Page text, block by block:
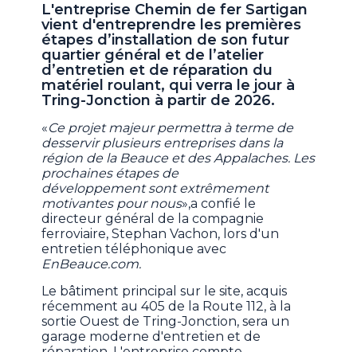
L'entreprise Chemin de fer Sartigan
vient d'entreprendre les premières
étapes d’installation de son futur
quartier général et de l’atelier
d’entretien et de réparation du
matériel roulant, qui verra le jour à
Tring-Jonction à partir de 2026.
«Ce projet majeur permettra à terme de
desservir plusieurs entreprises dans la
région de la Beauce et des Appalaches. Les
prochaines étapes de
développement sont extrêmement
motivantes pour nous»,a confié le
directeur général de la compagnie
ferroviaire, Stephan Vachon, lors d'un
entretien téléphonique avec
EnBeauce.com.
Le bâtiment principal sur le site, acquis
récemment au 405 de la Route 112, à la
sortie Ouest de Tring-Jonction, sera un
garage moderne d'entretien et de